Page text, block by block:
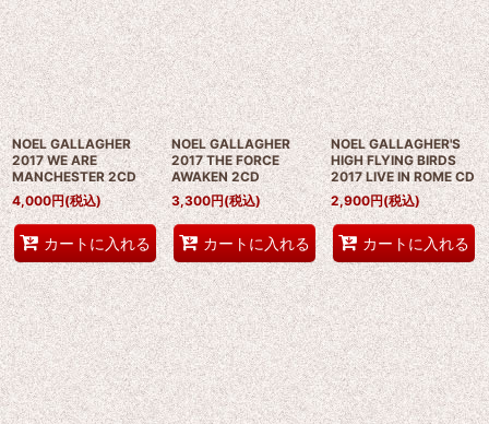
NOEL GALLAGHER
2017 WE ARE
MANCHESTER 2CD
4,000円(税込)
カートに入れる
NOEL GALLAGHER
2017 THE FORCE
AWAKEN 2CD
3,300円(税込)
カートに入れる
NOEL GALLAGHER'S
HIGH FLYING BIRDS
2017 LIVE IN ROME CD
2,900円(税込)
カートに入れる